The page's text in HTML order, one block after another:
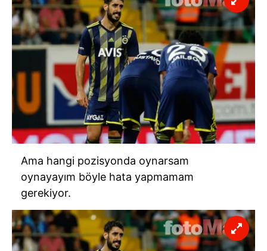
Ama hangi pozisyonda oynarsam
oynayayım böyle hata yapmamam
gerekiyor.